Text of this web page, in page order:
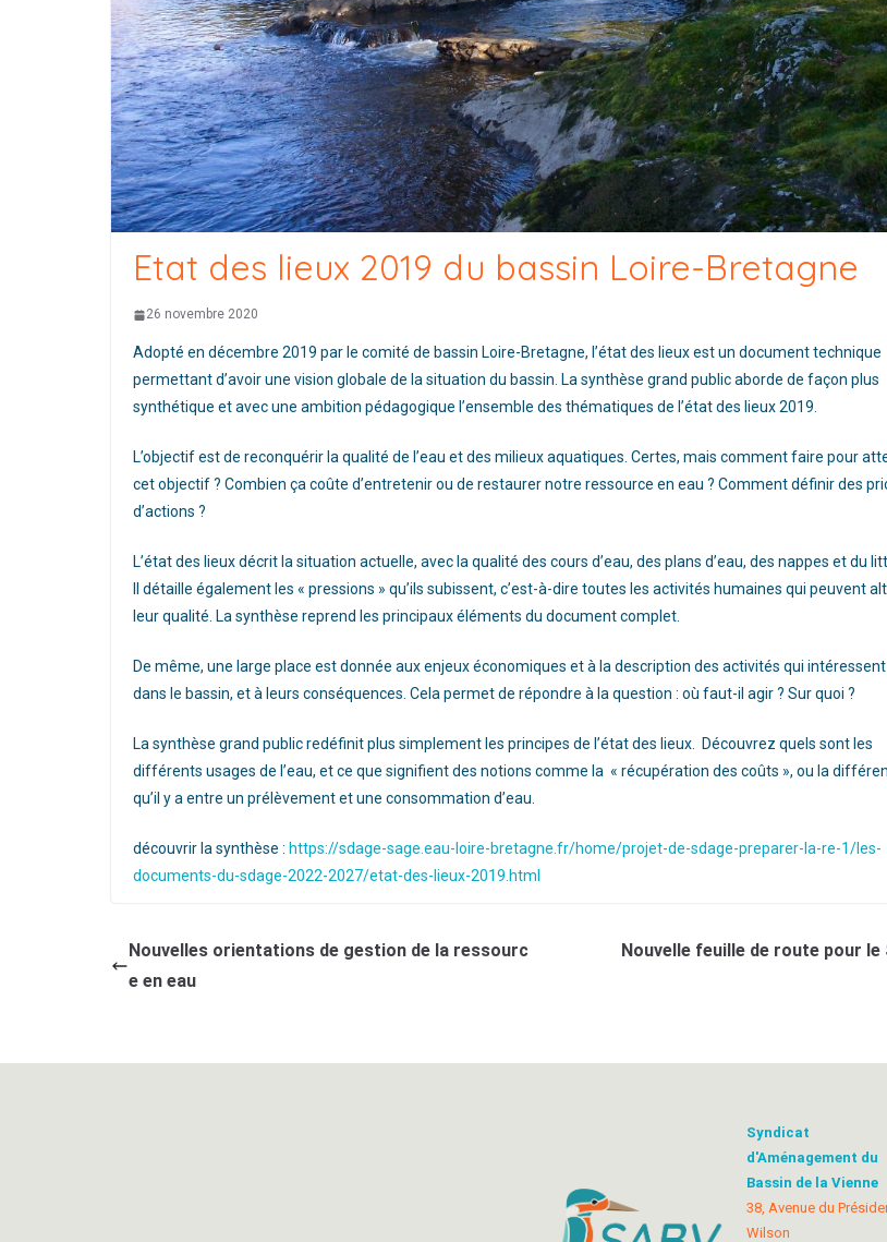
Etat des lieux 2019 du bassin Loire-Bretagne
26 novembre 2020
Adopté en décembre 2019 par le comité de bassin Loire-Bretagne, l’état des lieux est un document technique
permettant d’avoir une vision globale de la situation du bassin. La synthèse grand public aborde de façon plus
synthétique et avec une ambition pédagogique l’ensemble des thématiques de l’état des lieux 2019.
L’objectif est de reconquérir la qualité de l’eau et des milieux aquatiques. Certes, mais comment faire pour
cet objectif ? Combien ça coûte d’entretenir ou de restaurer notre ressource en eau ? Comment définir des
d’actions ?
L’état des lieux décrit la situation actuelle, avec la qualité des cours d’eau, des plans d’eau, des nappes et du
Il détaille également les « pressions » qu’ils subissent, c’est-à-dire toutes les activités humaines qui peuvent
leur qualité. La synthèse reprend les principaux éléments du document complet.
De même, une large place est donnée aux enjeux économiques et à la description des activités qui intéressent
dans le bassin, et à leurs conséquences. Cela permet de répondre à la question : où faut-il agir ? Sur quoi ?
La synthèse grand public redéfinit plus simplement les principes de l’état des lieux. Découvrez quels sont les
différents usages de l’eau, et ce que signifient des notions comme la « récupération des coûts », ou la
qu’il y a entre un prélèvement et une consommation d’eau.
découvrir la synthèse : https://sdage-sage.eau-loire-bretagne.fr/home/projet-de-sdage-preparer-la-re-1/les-
documents-du-sdage-2022-2027/etat-des-lieux-2019.html
Nouvelles orientations de gestion de la ressourc
e en eau
Nouvelle feuille de route pour le
Syndicat
d'Aménagement du
Bassin de la Vienne
38, Avenue du
Wilson